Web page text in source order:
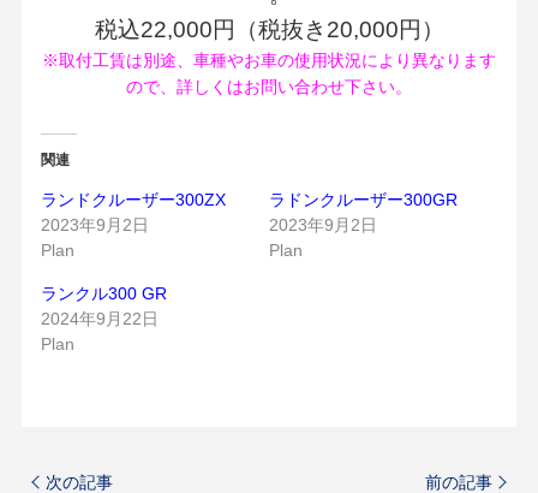
税込22,000円（税抜き20,000円）
※取付工賃は別途、車種やお車の使用状況により異なります
ので、詳しくはお問い合わせ下さい。
関連
ランドクルーザー300ZX
2023年9月2日
Plan
ラドンクルーザー300GR
2023年9月2日
Plan
ランクル300 GR
2024年9月22日
Plan
次の記事 前の記事